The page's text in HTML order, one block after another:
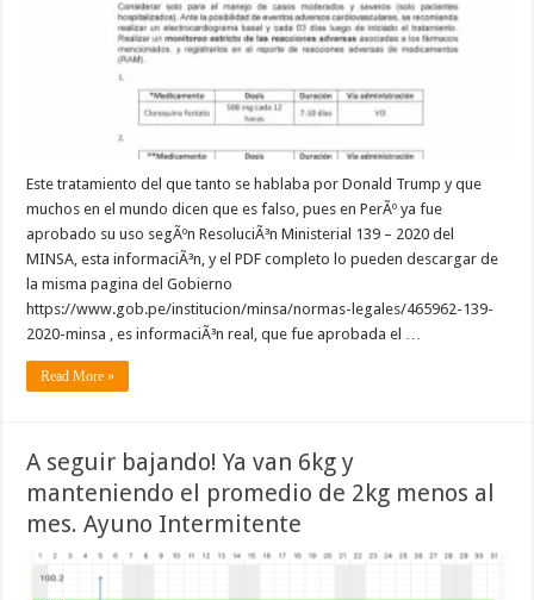
Este tratamiento del que tanto se hablaba por Donald Trump y que
muchos en el mundo dicen que es falso, pues en PerÃº ya fue
aprobado su uso segÃºn ResoluciÃ³n Ministerial 139 – 2020 del
MINSA, esta informaciÃ³n, y el PDF completo lo pueden descargar de
la misma pagina del Gobierno
https://www.gob.pe/institucion/minsa/normas-legales/465962-139-
2020-minsa , es informaciÃ³n real, que fue aprobada el …
Read More »
A seguir bajando! Ya van 6kg y
manteniendo el promedio de 2kg menos al
mes. Ayuno Intermitente